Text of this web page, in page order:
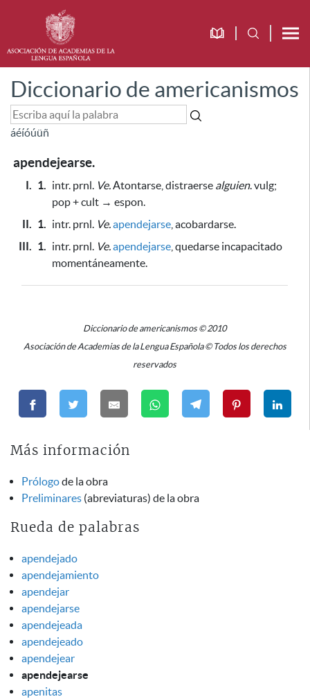
Diccionario de americanismos
áéíóúüñ
apendejearse.
I. 1. intr. prnl. Ve.Atontarse, distraerse alguien. vulg;
pop + cult → espon.
II. 1. intr. prnl. Ve.apendejarse , acobardarse.
III. 1. intr. prnl. Ve.apendejarse , quedarse incapacitado
momentáneamente.
Diccionario de americanismos © 2010
Asociación de Academias de la Lengua Española © Todos los derechos
reservados
Más información
Prólogode la obra
Preliminares (abreviaturas) de la obra
Rueda de palabras
apendejado
apendejamiento
apendejar
apendejarse
apendejeada
apendejeado
apendejear
apendejearse
apenitas